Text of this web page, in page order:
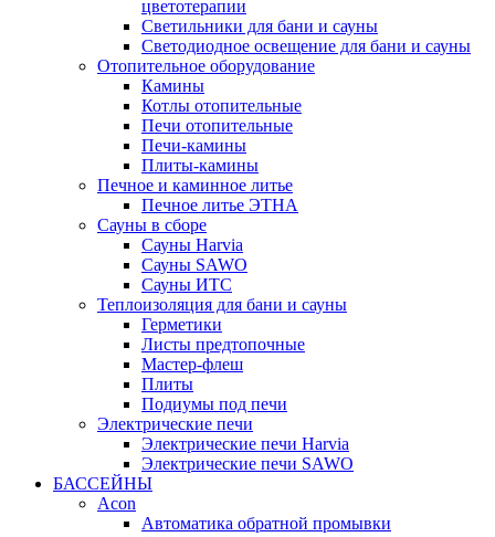
цветотерапии
Светильники для бани и сауны
Светодиодное освещение для бани и сауны
Отопительное оборудование
Камины
Котлы отопительные
Печи отопительные
Печи-камины
Плиты-камины
Печное и каминное литье
Печное литье ЭТНА
Сауны в сборе
Cауны Harvia
Сауны SAWO
Сауны ИТС
Теплоизоляция для бани и сауны
Герметики
Листы предтопочные
Мастер-флеш
Плиты
Подиумы под печи
Электрические печи
Электрические печи Harvia
Электрические печи SAWO
БАССЕЙНЫ
Acon
Автоматика обратной промывки